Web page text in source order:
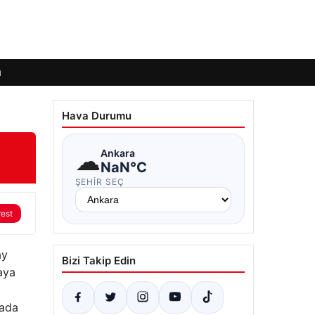
Hava Durumu
☁Ankara
NaN°C
ŞEHIR SEÇ
Bizi Takip Edin